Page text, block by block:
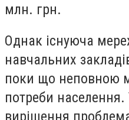
млн. грн.
Однак існуюча
навчальних
поки що неповною
потреби
вирішення